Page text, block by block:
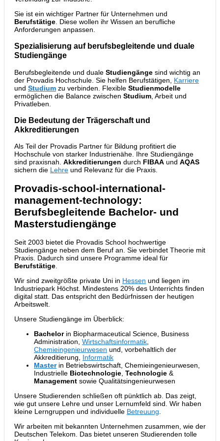
Sie ist ein wichtiger Partner für Unternehmen und
Berufstätige . Diese wollen ihr Wissen an berufliche
Anforderungen anpassen.
Spezialisierung auf berufsbegleitende und duale
Studiengänge
Berufsbegleitende und duale Studiengänge sind wichtig an
der Provadis Hochschule. Sie helfen Berufstätigen, Karriere
und Studium zu verbinden. Flexible Studienmodelle
ermöglichen die Balance zwischen Studium , Arbeit und
Privatleben.
Die Bedeutung der Trägerschaft und
Akkreditierungen
Als Teil der Provadis Partner für Bildung profitiert die
Hochschule von starker Industrienähe. Ihre Studiengänge
sind praxisnah. Akkreditierungen durch FIBAA und AQAS
sichern die Lehre und Relevanz für die Praxis.
Provadis-school-international-
management-technology:
Berufsbegleitende Bachelor- und
Masterstudiengänge
Seit 2003 bietet die Provadis School hochwertige
Studiengänge neben dem Beruf an. Sie verbindet Theorie mit
Praxis. Dadurch sind unsere Programme ideal für
Berufstätige.
Wir sind zweitgrößte private Uni in Hessen und liegen im
Industriepark Höchst. Mindestens 20% des Unterrichts finden
digital statt. Das entspricht den Bedürfnissen der heutigen
Arbeitswelt.
Unsere Studiengänge im Überblick:
Bachelorin Biopharmaceutical Science, Business
Administration, Wirtschaftsinformatik,
Chemieingenieurwesen und, vorbehaltlich der
Akkreditierung, Informatik
Masterin Betriebswirtschaft, Chemieingenieurwesen,
Industrielle Biotechnologie, Technologie &
Management sowie Qualitätsingenieurwesen
Unsere Studierenden schließen oft pünktlich ab. Das zeigt,
wie gut unsere Lehre und unser Lernumfeld sind. Wir haben
kleine Lerngruppen und individuelle Betreuung.
Wir arbeiten mit bekannten Unternehmen zusammen, wie der
Deutschen Telekom. Das bietet unseren Studierenden tolle